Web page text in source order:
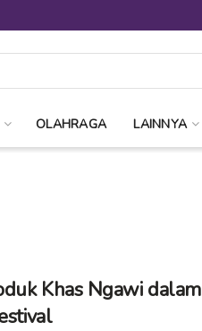
OLAHRAGA LAINNYA
Khas Ngawi dalam